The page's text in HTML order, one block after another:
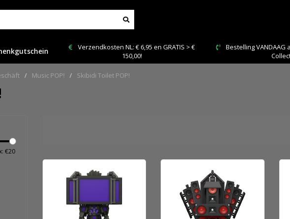
NL: € 6,95 en GRATIS > €
150,00!
Bestelling VANDAAG afhalen: Kies Click &
/ Music POP! / Skibidi Toilet POP!
€20